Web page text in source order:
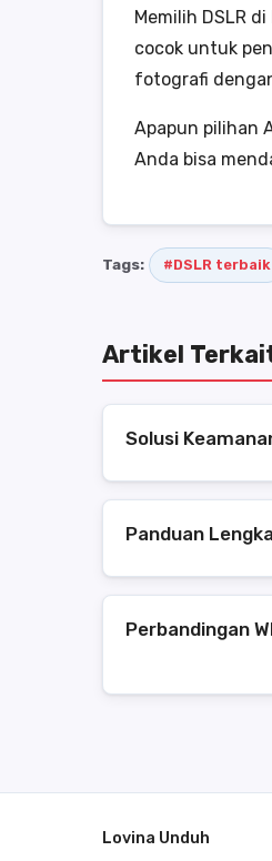
Memilih DSLR
cocok untuk
fotografi
Apapun pilihan
Anda bisa
Tags: #DSLR terbaik
Artikel
Solusi
Panduan
Perbandingan
Lovina Unduh